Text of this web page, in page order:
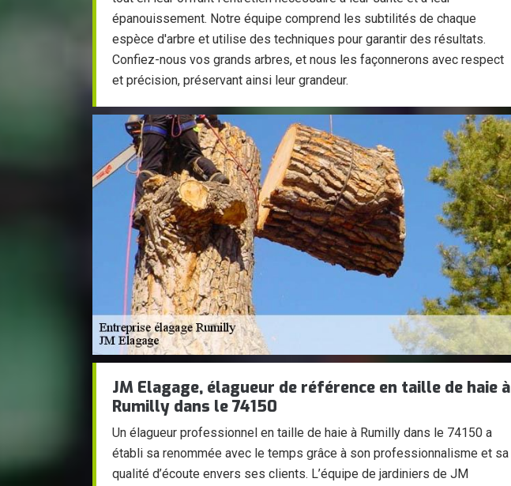
épanouissement. Notre équipe comprend les subtilités de chaque
espèce d'arbre et utilise des techniques pour garantir des résultats.
Confiez-nous vos grands arbres, et nous les façonnerons avec respect
et précision, préservant ainsi leur grandeur.
JM Elagage, élagueur de référence en taille de haie à
Rumilly dans le 74150
Un élagueur professionnel en taille de haie à Rumilly dans le 74150 a
établi sa renommée avec le temps grâce à son professionnalisme et sa
qualité d’écoute envers ses clients. L’équipe de jardiniers de JM